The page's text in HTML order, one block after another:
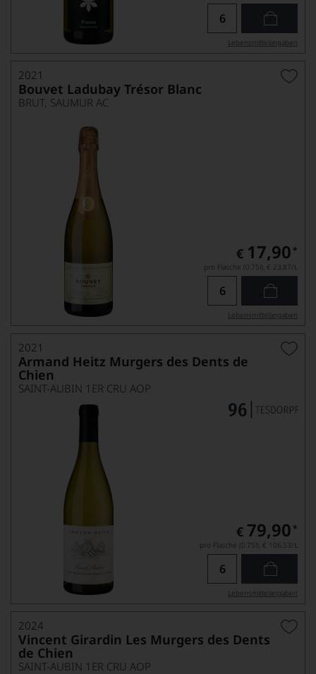
Lebensmittel­angaben
2021
Bouvet Ladubay Trésor Blanc
BRUT, SAUMUR AC
€ 17,90 *
pro Flasche (0.75l), € 23,87/L
Lebensmittel­angaben
2021
Armand Heitz Murgers des Dents de
Chien
SAINT-AUBIN 1ER CRU AOP
€ 79,90 *
pro Flasche (0.75l), € 106,53/L
Lebensmittel­angaben
2024
Vincent Girardin Les Murgers des Dents
de Chien
SAINT-AUBIN 1ER CRU AOP